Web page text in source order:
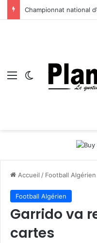
Menu Switch skin
Accueil / Football Algérien
Football Algérien
Garrido va
cartes